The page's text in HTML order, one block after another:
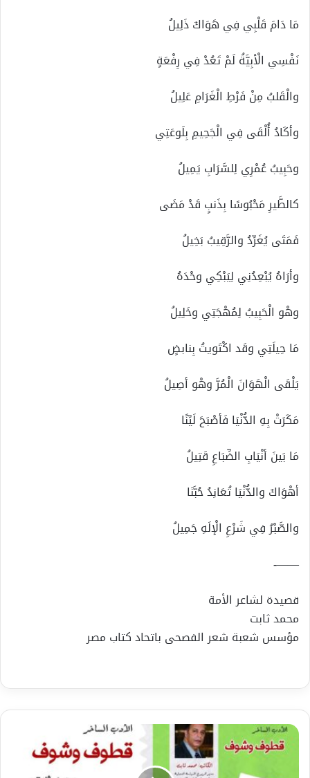
مَا دَامَ قَلْبِي فِي هَوَاكَ ذَلِيلُ
نَفْسِي الْأبِيَّةُ لَمْ تَعُدْ فِي رِفْعَةٍ
والْقَلبُ مِنْ فَرْطِ الْغَرَامِ عَلِيلُ
وأكَادُ أُلْقَى فِي الْجَحِيمِ بِلَوعَتِي
وحَبِيبُ عُمْرِي لِلسَّرَابِ يَمِيلُ
كالطَّيرِ مَحْبُوسًا بِذَنبٍ قَدْ مَضَى
فَمَتَى يُغَرِّدُ والرَّقِيبُ بَخِيلُ
وأرَاهُ يُبْعِدُنِي لِيَبْكِي وحْدَهُ
وهْو الْحَبِيبُ لِمُهْجَتِي وخَلِيلُ
مَا حِيلَتِي وقَد اكْتَويتُ بِنابضٍ
يَلْقَى الْهَوَانَ الْمُرَّ وهْو أصِيلُ
مَكَرَتْ بِهِ الدُّنْيَا فَأصْبَحَ لَيِّنًا
مَا بَينَ أنْيَابِ الضِّبَاعِ قَتِيلُ
أهْوَاكَ والدُّنْيَا تُعَانِدُ حُبَّنَا
والصَّبْرُ فِي شَرْعِ الْإلَهِ جَمِيلُ
——-
قصيدة لشاعر الأمة
محمد ثابت
مؤسس شعبة شعر الفصحى باتحاد كتاب مصر
قطوف
وشوف